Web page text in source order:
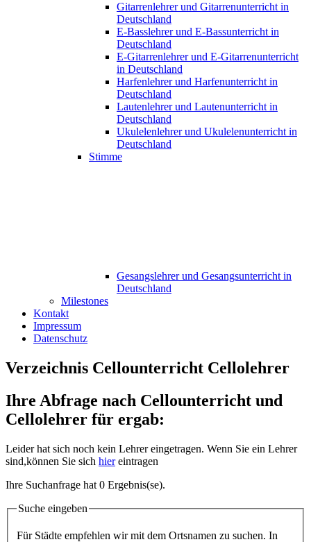
Gitarrenlehrer und Gitarrenunterricht in
Deutschland
E-Basslehrer und E-Bassunterricht in
Deutschland
E-Gitarrenlehrer und E-Gitarrenunterricht
in Deutschland
Harfenlehrer und Harfenunterricht in
Deutschland
Lautenlehrer und Lautenunterricht in
Deutschland
Ukulelenlehrer und Ukulelenunterricht in
Deutschland
Stimme
Gesangslehrer und Gesangsunterricht in
Deutschland
Milestones
Kontakt
Impressum
Datenschutz
Verzeichnis Cellounterricht Cellolehrer
Ihre Abfrage nach Cellounterricht und
Cellolehrer für ergab:
Leider hat sich noch kein Lehrer eingetragen. Wenn Sie ein Lehrer
sind,können Sie sich hiereintragen
Ihre Suchanfrage hat 0 Ergebnis(se).
Suche eingeben
Für Städte empfehlen wir mit dem Ortsnamen zu suchen. In